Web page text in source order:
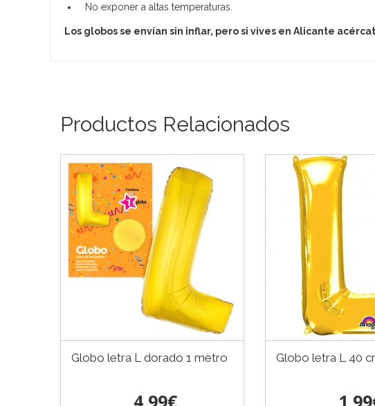
No exponer a altas temperaturas.
Los globos se envían sin inflar, pero si vives en Alicante
Productos Relacionados
Globo letra L dorado 1 metro
4,99€
Globo letra L 40